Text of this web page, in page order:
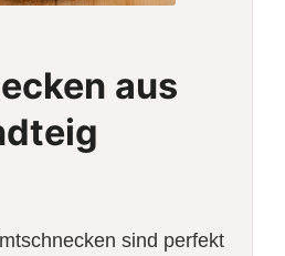
aus
sind perfekt